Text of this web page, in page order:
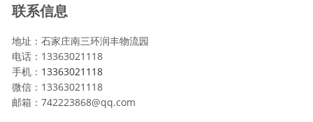
联系信息
地址：石家庄南三环润丰物流园
电话：13363021118
手机： 13363021118
微信：13363021118
邮箱：742223868@qq.com